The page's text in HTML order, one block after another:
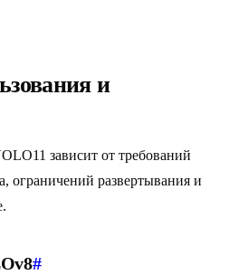
и
зависит от требований
ограничений развертывания и
#